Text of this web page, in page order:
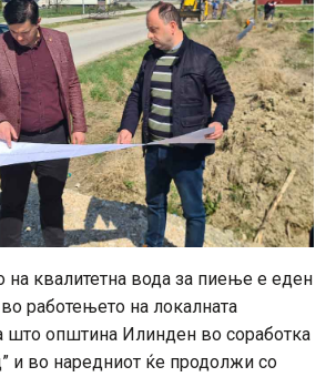
квалитетна вода за пиење е еден
работењето на локалната
што општина Илинден во соработка
и во наредниот ќе продолжи со